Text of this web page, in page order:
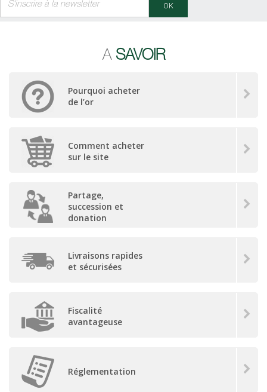
OK
A SAVOIR
Pourquoi acheter
de l’or
Comment acheter
sur le site
Partage,
succession et
donation
Livraisons rapides
et sécurisées
Fiscalité
avantageuse
Réglementation